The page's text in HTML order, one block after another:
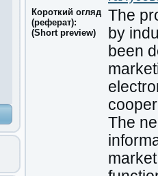
Короткий огляд
(реферат):
(Short preview)
The
by
been
The